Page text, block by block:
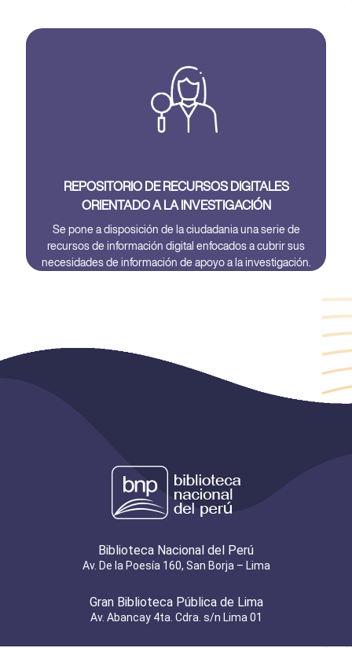
REPOSITORIO DE RECURSOS DIGITALES
ORIENTADO A LA INVESTIGACIÓN
Se pone a disposición de la ciudadania una serie de
recursos de información digital enfocados a cubrir sus
necesidades de información de apoyo a la investigación.
Biblioteca Nacional del Perú
Av. De la Poesía 160, San Borja – Lima
Gran Biblioteca Pública de Lima
Av. Abancay 4ta. Cdra. s/n Lima 01